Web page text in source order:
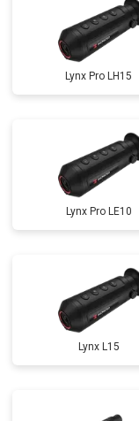
Lynx Pro LH15
Lynx Pro LE10
Lynx L15